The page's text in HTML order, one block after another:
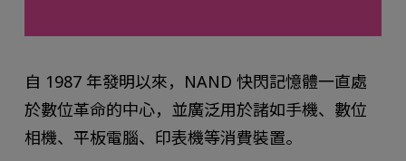
自 1987 年發明以來，NAND 快閃記憶體一直處
於數位革命的中心，並廣泛用於諸如手機、數位
相機、平板電腦、印表機等消費裝置。